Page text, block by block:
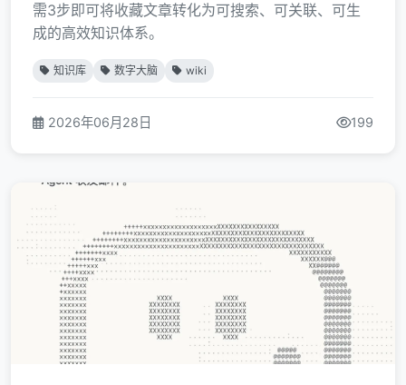
需3步即可将收藏文章转化为可搜索、可关联、可生
成的高效知识体系。
知识库 数字大脑 wiki
2026年06月28日 199